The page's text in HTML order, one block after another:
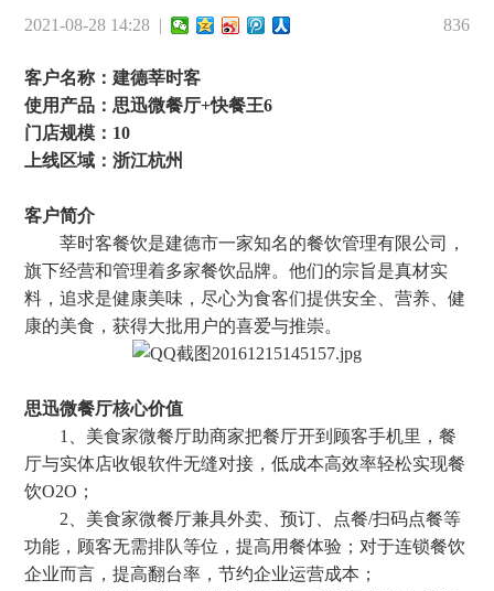
2021-08-28 14:28 | 836
客户名称：建德莘时客
使用产品：思迅微餐厅+快餐王6
门店规模：10
上线区域：浙江杭州
客户简介
莘时客餐饮是建德市一家知名的餐饮管理有限公司，
旗下经营和管理着多家餐饮品牌。他们的宗旨是真材实
料，追求是健康美味，尽心为食客们提供安全、营养、健
康的美食，获得大批用户的喜爱与推崇。
思迅微餐厅核心价值
1、美食家微餐厅助商家把餐厅开到顾客手机里，餐
厅与实体店收银软件无缝对接，低成本高效率轻松实现餐
饮O2O；
2、美食家微餐厅兼具外卖、预订、点餐/扫码点餐等
功能，顾客无需排队等位，提高用餐体验；对于连锁餐饮
企业而言，提高翻台率，节约企业运营成本；